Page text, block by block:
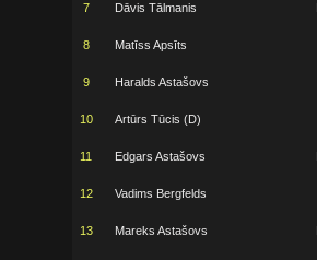
7 Dāvis Tālmanis
8 Matīss Apsīts
9 Haralds Astašovs
10 Artūrs Tūcis (D)
11 Edgars Astašovs
12 Vadims Bergfelds
13 Mareks Astašovs